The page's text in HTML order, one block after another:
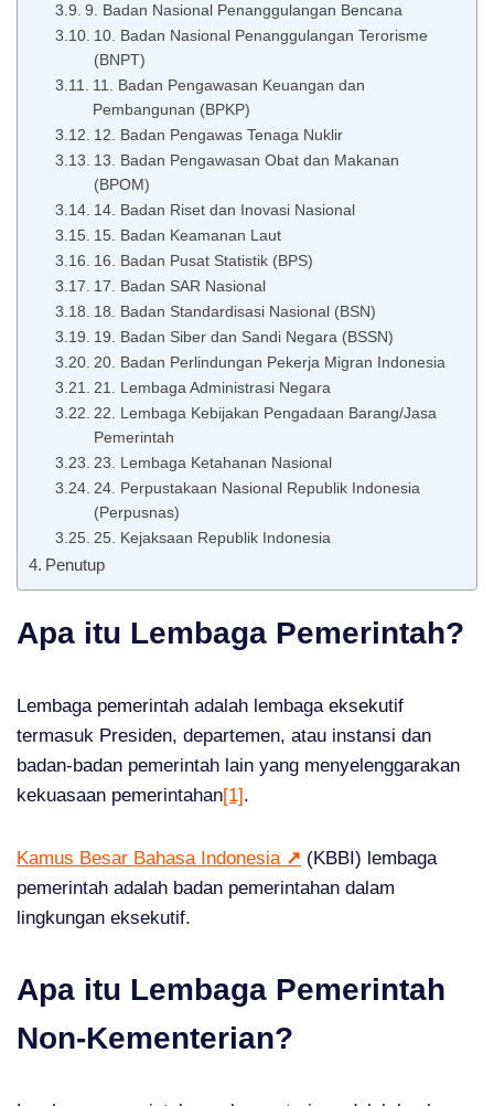
9. Badan Nasional Penanggulangan Bencana
10. Badan Nasional Penanggulangan Terorisme
(BNPT)
11. Badan Pengawasan Keuangan dan
Pembangunan (BPKP)
12. Badan Pengawas Tenaga Nuklir
13. Badan Pengawasan Obat dan Makanan
(BPOM)
14. Badan Riset dan Inovasi Nasional
15. Badan Keamanan Laut
16. Badan Pusat Statistik (BPS)
17. Badan SAR Nasional
18. Badan Standardisasi Nasional (BSN)
19. Badan Siber dan Sandi Negara (BSSN)
20. Badan Perlindungan Pekerja Migran Indonesia
21. Lembaga Administrasi Negara
22. Lembaga Kebijakan Pengadaan Barang/Jasa
Pemerintah
23. Lembaga Ketahanan Nasional
24. Perpustakaan Nasional Republik Indonesia
(Perpusnas)
25. Kejaksaan Republik Indonesia
Penutup
Apa itu Lembaga Pemerintah?
Lembaga pemerintah adalah lembaga eksekutif
termasuk Presiden, departemen, atau instansi dan
badan-badan pemerintah lain yang menyelenggarakan
kekuasaan pemerintahan[1].
Kamus Besar Bahasa Indonesia ↗ (KBBI) lembaga
pemerintah adalah badan pemerintahan dalam
lingkungan eksekutif.
Apa itu Lembaga Pemerintah
Non-Kementerian?